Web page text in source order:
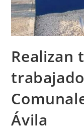
Realizan
Ávila